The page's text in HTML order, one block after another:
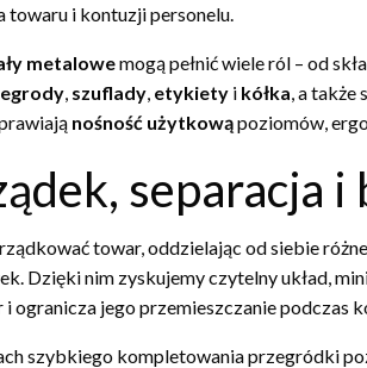
towaru i kontuzji personelu.
metalowemogą pełnić wiele ról – od
, szuflady, etykiety i kółka, a także
nośność użytkowąpoziomów,
separacja
towar, oddzielając od siebie
Dzięki nim zyskujemy czytelny układ,
ogranicza jego przemieszczanie podczas
szybkiego kompletowania przegródki